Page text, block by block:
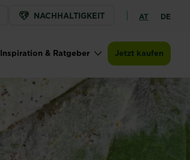
NACHHALTIGKEIT AT DE
Inspiration & Ratgeber Jetzt kaufen